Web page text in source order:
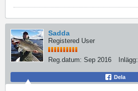
Sadda
Registered User
Reg.datum: Sep 2016 Inlägg:
Dela